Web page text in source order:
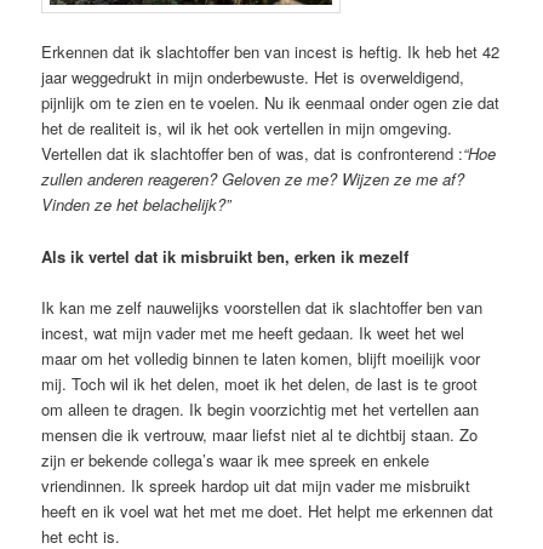
Erkennen dat ik slachtoffer ben van incest is heftig. Ik heb het 42
jaar weggedrukt in mijn onderbewuste. Het is overweldigend,
pijnlijk om te zien en te voelen. Nu ik eenmaal onder ogen zie dat
het de realiteit is, wil ik het ook vertellen in mijn omgeving.
Vertellen dat ik slachtoffer ben of was, dat is confronterend :“Hoe
zullen anderen reageren? Geloven ze me? Wijzen ze me af?
Vinden ze het belachelijk?”
Als ik vertel dat ik misbruikt ben, erken ik mezelf
Ik kan me zelf nauwelijks voorstellen dat ik slachtoffer ben van
incest, wat mijn vader met me heeft gedaan. Ik weet het wel
maar om het volledig binnen te laten komen, blijft moeilijk voor
mij. Toch wil ik het delen, moet ik het delen, de last is te groot
om alleen te dragen. Ik begin voorzichtig met het vertellen aan
mensen die ik vertrouw, maar liefst niet al te dichtbij staan. Zo
zijn er bekende collega’s waar ik mee spreek en enkele
vriendinnen. Ik spreek hardop uit dat mijn vader me misbruikt
heeft en ik voel wat het met me doet. Het helpt me erkennen dat
het echt is.